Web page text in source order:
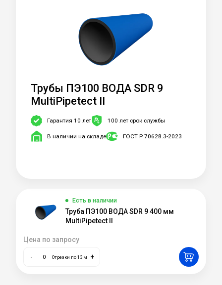
Трубы ПЭ100 ВОДА SDR 9
MultiPipetect II
Гарантия 10 лет 100 лет срок службы
В наличии на складе ГОСТ Р 70628.3-2023
Есть в наличии
Труба ПЭ100 ВОДА SDR 9 400 мм
MultiPipetect II
Цена по запросу
- Отрезки по 13 м +